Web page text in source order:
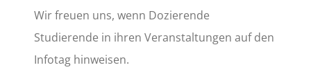
Wir freuen uns, wenn Dozierende
Studierende in ihren Veranstaltungen auf den
Infotag hinweisen.